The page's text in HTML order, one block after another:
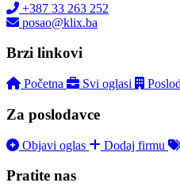
+387 33 263 252
posao@klix.ba
Brzi linkovi
Početna Svi oglasi
Za poslodavce
Objavi oglas Dodaj firmu
Pratite nas